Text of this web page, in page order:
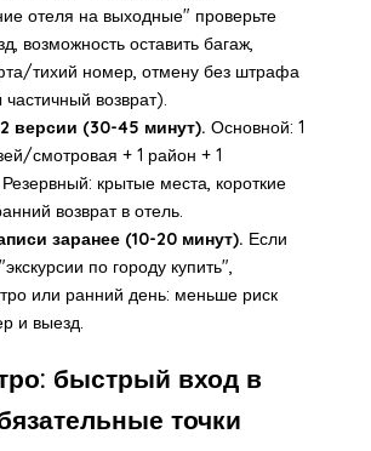
отеля на выходные" проверьте
возможность оставить багаж,
тихий номер, отмену без штрафа
возврат).
версии (30-45 минут). Основной: 1
смотровая + 1 район + 1
Резервный: крытые места, короткие
возврат в отель.
заранее (10-20 минут). Если
по городу купить",
или ранний день: меньше риск
и выезд.
быстрый вход в
точки